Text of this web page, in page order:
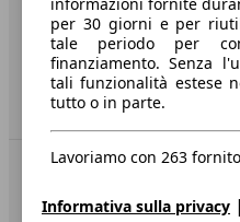
Dichiarazione di
Servizi
Area rivenditori
Sempre con te
per 30 giorni e per
tale periodo per
finanziamento. Senza
tali funzionalità estese
tutto o in parte.
Lavoriamo con 263
Informativa sulla privacy |